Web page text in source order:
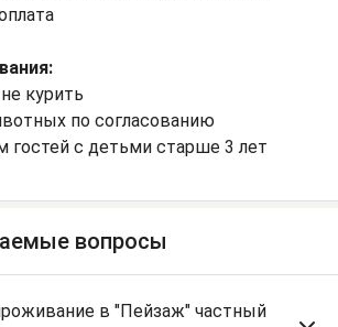
курить
по согласованию
гостей с детьми старше 3 лет
вопросы
в "Пейзаж" частный